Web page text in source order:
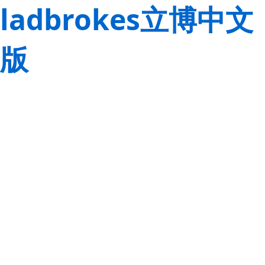
ladbrokes立博中文
版